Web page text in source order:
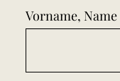
Vorname, Name